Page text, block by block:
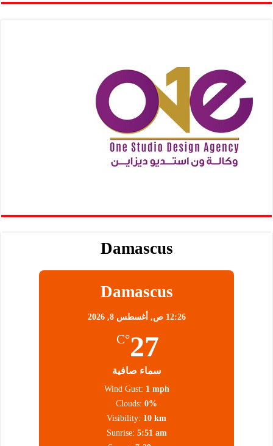
Damascus
Damascus
12:26 ص, أغسطس 8, 2026
27
°C
سماء صافية
Wind Gust: 1 mph
Clouds: 0%
Visibility: 10 km
Sunrise: 5:51 am